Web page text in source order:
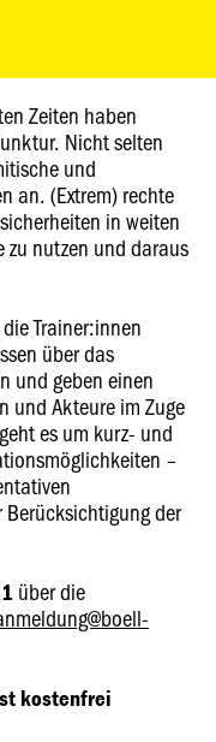
Zeiten haben
Nicht selten
und
an. (Extrem) rechte
in weiten
zu nutzen und daraus
Trainer:innen
über das
und geben einen
und Akteure im Zuge
es um kurz- und
–
der
über die
kostenfrei